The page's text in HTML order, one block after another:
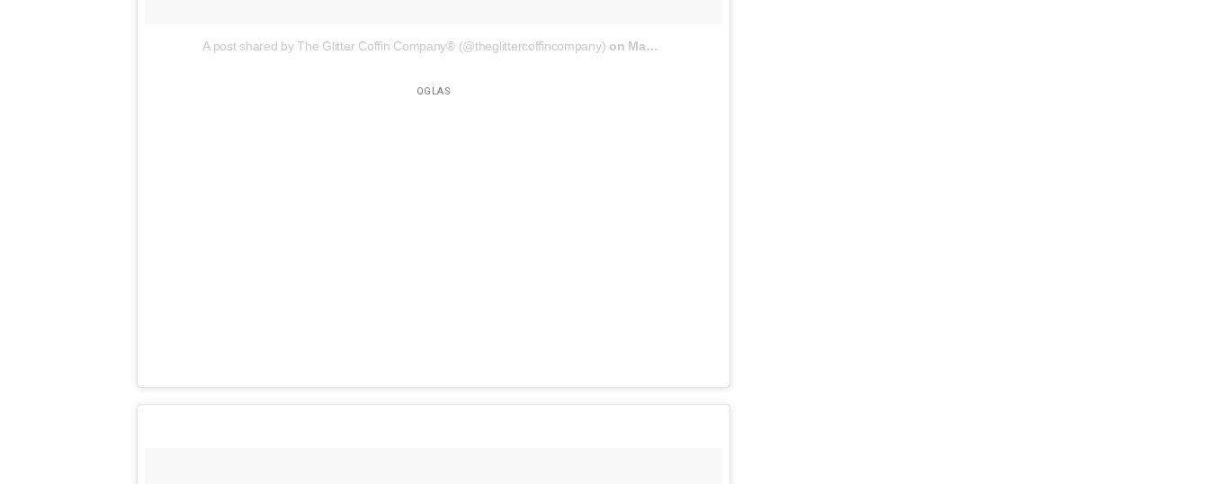
A post shared by The Glitter Coffin Company®️ (@theglittercoffincompany) on May 16, 2018 at 10:55am PDT
OGLAS